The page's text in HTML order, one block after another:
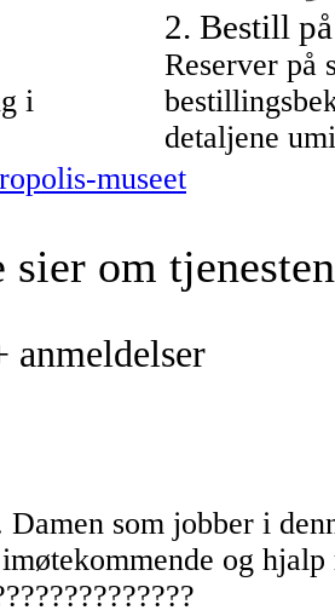
i
2. Bestill
Reserver på
detaljene
museet
sier om
anmeldelser
som jobber i
og hjalp